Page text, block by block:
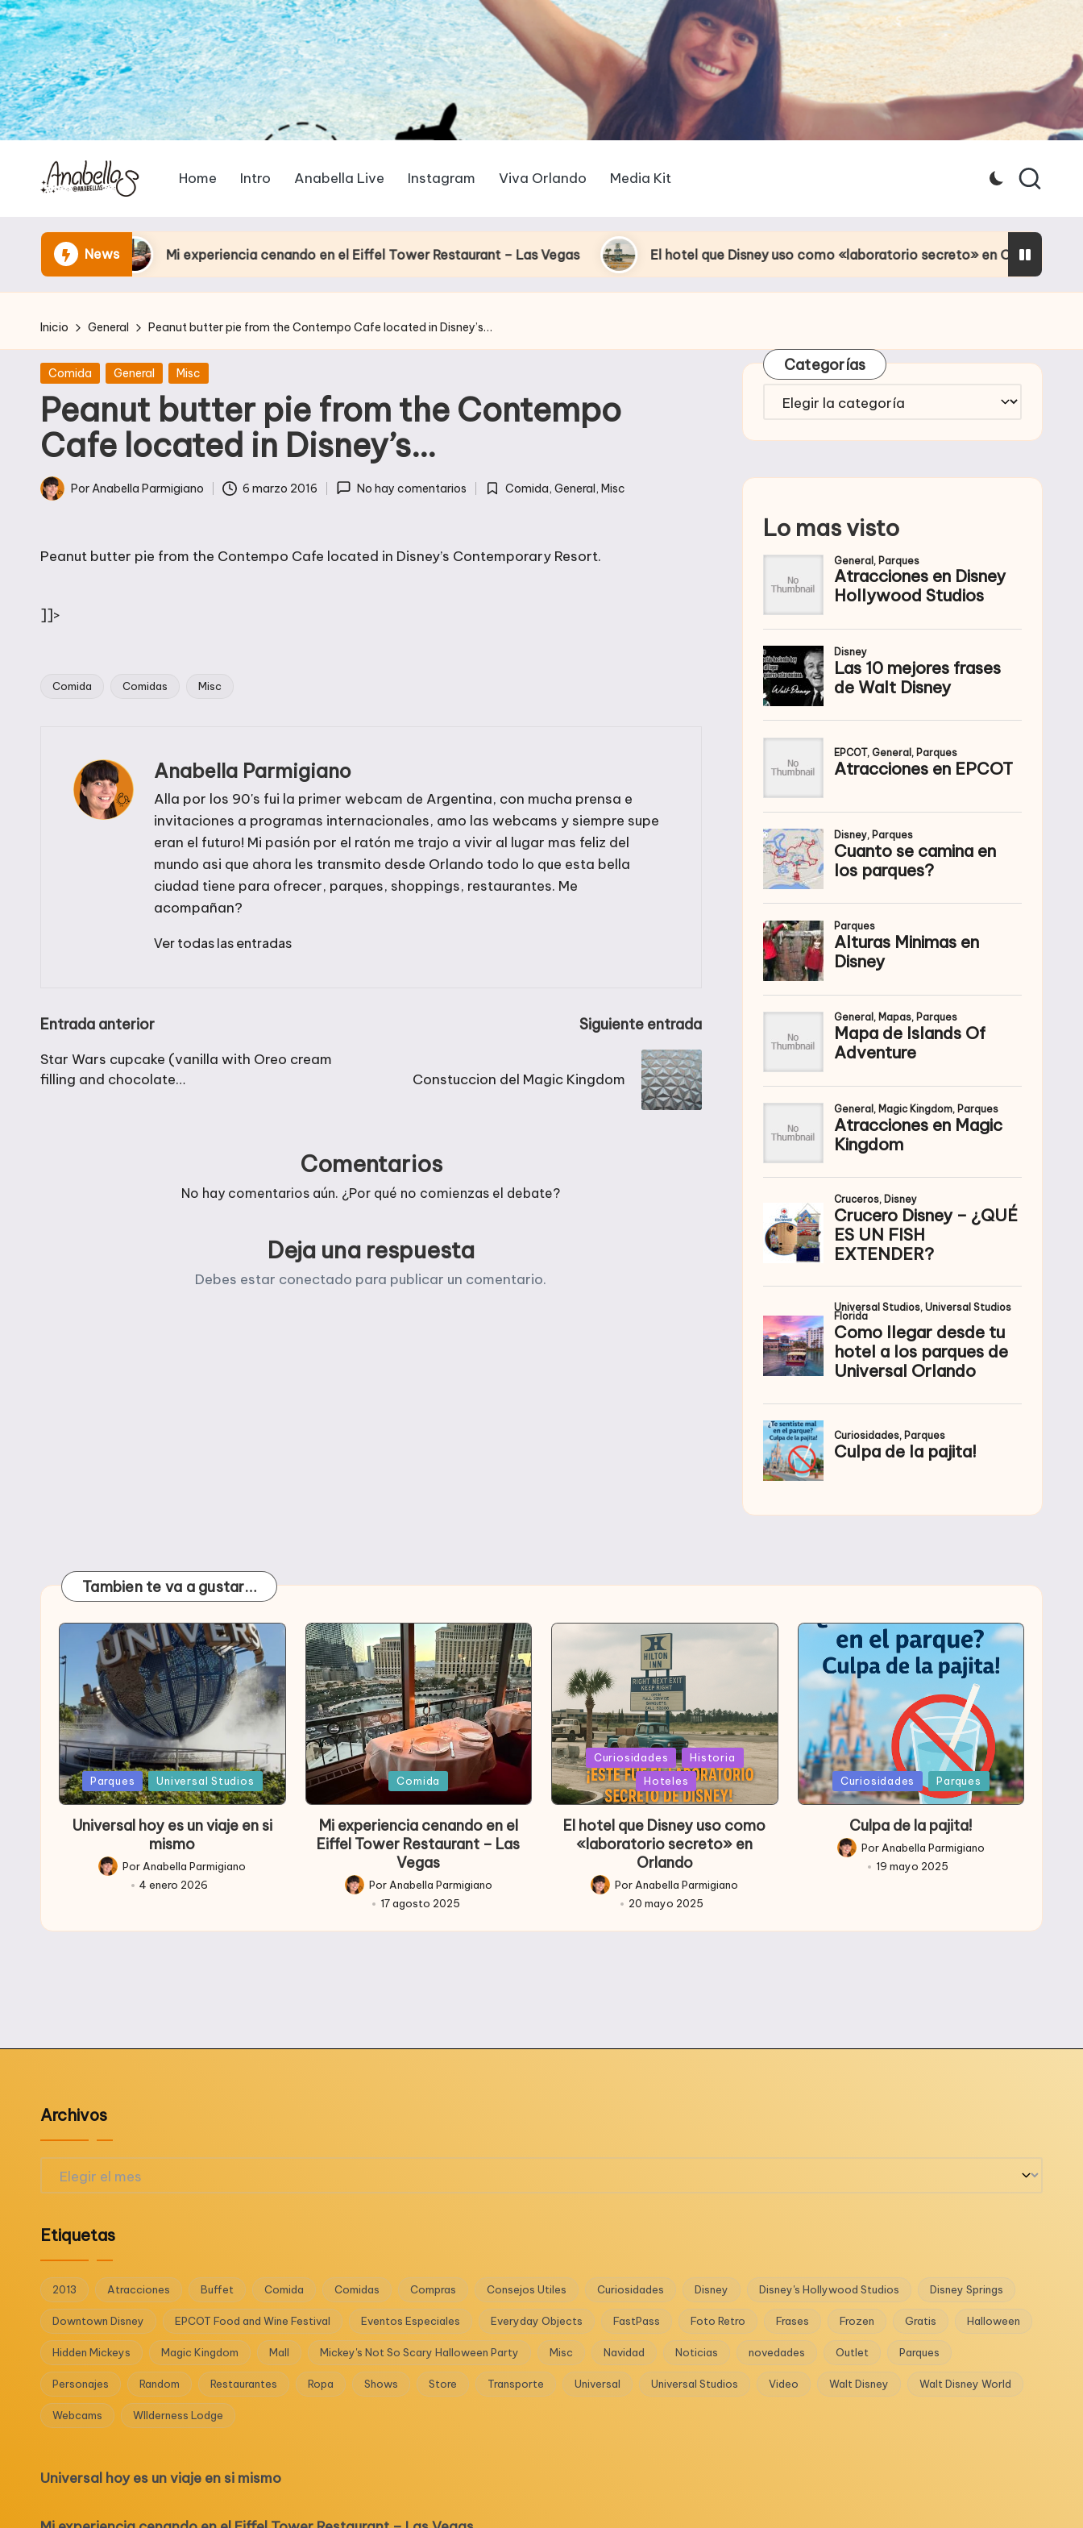
Home Intro Anabella Live Instagram Viva Orlando Media Kit
News
Mi experiencia cenando en el Eiffel Tower Restaurant – Las Vegas El hotel que Disney uso como «laboratorio secreto» en Orlando Culpa
Inicio General Peanut butter pie from the Contempo Cafe located in Disney’s…
Publicada
Comida General Misc
Peanut butter pie from the Contempo
Cafe located in Disney’s…
Publicado
Por Anabella Parmigiano 6 marzo 2016 No hay comentarios
Publicada
Comida, General, Misc
Peanut butter pie from the Contempo Cafe located in Disney’s Contemporary Resort.
]]>
Etiquetas:
Comida Comidas Misc
Anabella Parmigiano
Alla por los 90's fui la primer webcam de Argentina, con mucha prensa e
invitaciones a programas internacionales, amo las webcams y siempre supe
eran el futuro! Mi pasión por el ratón me trajo a vivir al lugar mas feliz del
mundo asi que ahora les transmito desde Orlando todo lo que esta bella
ciudad tiene para ofrecer, parques, shoppings, restaurantes. Me
acompañan?
Ver todas las entradas
Navegación
de
entradas
Entrada anterior
Star Wars cupcake (vanilla with Oreo cream
filling and chocolate…
Siguiente entrada
Constuccion del Magic Kingdom
Comentarios
No hay comentarios aún. ¿Por qué no comienzas el debate?
Deja una respuesta
Debes estar conectado para publicar un comentario.
Categorías
Categorías
Lo mas visto
Tambien te va a gustar…
Publicada
en
Parques Universal Studios
Universal hoy es un viaje en si
mismo
Publicado
Por Anabella Parmigiano
4 enero 2026
Publicada
en
Comida
Mi experiencia cenando en el
Eiffel Tower Restaurant – Las
Vegas
Publicado
Por Anabella Parmigiano
17 agosto 2025
Publicada
en
Curiosidades
Historia
Hoteles
El hotel que Disney uso como
«laboratorio secreto» en
Orlando
Publicado
Por Anabella Parmigiano
20 mayo 2025
Publicada
en
Curiosidades Parques
Culpa de la pajita!
Publicado
Por Anabella Parmigiano
19 mayo 2025
Archivos
Archivos
Etiquetas
2013 Atracciones Buffet Comida Comidas Compras Consejos Utiles Curiosidades Disney Disney's Hollywood Studios Disney Springs
Downtown Disney EPCOT Food and Wine Festival Eventos Especiales Everyday Objects FastPass Foto Retro Frases Frozen Gratis Halloween
Hidden Mickeys Magic Kingdom Mall Mickey's Not So Scary Halloween Party Misc Navidad Noticias novedades Outlet Parques
Personajes Random Restaurantes Ropa Shows Store Transporte Universal Universal Studios Video Walt Disney Walt Disney World
Webcams WIlderness Lodge
Universal hoy es un viaje en si mismo